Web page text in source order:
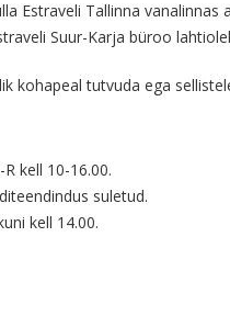
Estraveli Tallinna
Suur-Karja büroo
kohapeal tutvuda ega
kell 10-16.00.
suletud.
kell 14.00.